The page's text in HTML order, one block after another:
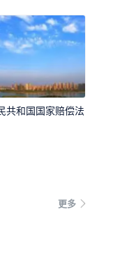
共和国国家赔偿法
更多